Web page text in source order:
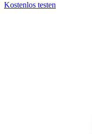
Kostenlos testen